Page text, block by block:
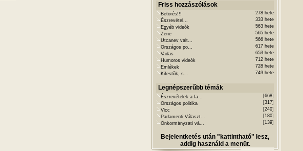
Friss hozzászólások
Betörés!!!
278 hete
Észrevétel...
333 hete
Egyéb videók
563 hete
Zene
565 hete
Utcanev valt...
566 hete
Országos po...
617 hete
Vadas
653 hete
Humoros videók
712 hete
Emlékek
728 hete
Kifestõk, s...
749 hete
Legnépszerűbb témák
Észrevételek a fa...
[668]
Országos politika
[317]
Vicc
[240]
Parlamenti Választ...
[180]
Önkormányzati vá...
[139]
Bejelentketés után "kattintható" lesz,
addig használd a menüt.